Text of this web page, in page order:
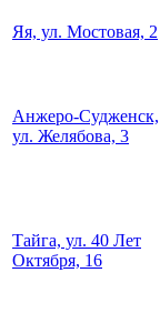
Яя, ул. Мостовая, 2
Анжеро-Судженск,
ул. Желябова, 3
Тайга, ул. 40 Лет
Октября, 16